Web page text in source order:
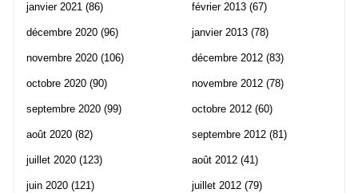
janvier 2021 (86)
décembre 2020 (96)
novembre 2020 (106)
octobre 2020 (90)
septembre 2020 (99)
août 2020 (82)
juillet 2020 (123)
juin 2020 (121)
février 2013 (67)
janvier 2013 (78)
décembre 2012 (83)
novembre 2012 (78)
octobre 2012 (60)
septembre 2012 (81)
août 2012 (41)
juillet 2012 (79)